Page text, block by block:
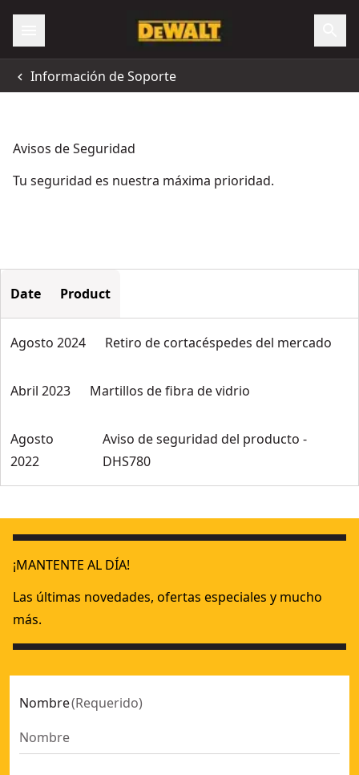
Información de Soporte
Avisos de Seguridad
Tu seguridad es nuestra máxima prioridad.
Date Product
Agosto 2024 Retiro de cortacéspedes del mercado
Abril 2023 Martillos de fibra de vidrio
Agosto
2022
Aviso de seguridad del producto -
DHS780
¡MANTENTE AL DÍA!
Las últimas novedades, ofertas especiales y mucho
más.
Nombre(Requerido)